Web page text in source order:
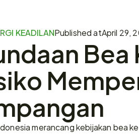
KEADILANPublished atApril 29,
merancang kebijakan bea